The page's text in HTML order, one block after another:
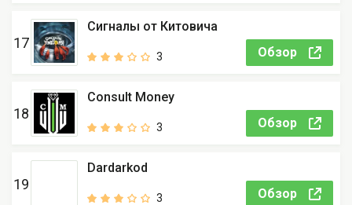
17
Сигналы от Китовича
3 Обзор
18
Consult Money
3 Обзор
19
Dardarkod
3 Обзор